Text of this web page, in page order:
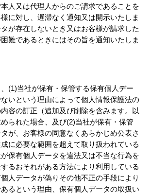
人又は代理人からのご請求であることを
に対し、遅滞なく通知又は開示いたしま
が存在しないとき又はお客様が請求した
難であるときにはその旨を通知いたしま
(1)当社が保有・保管する保有個人デー
いという理由によって個人情報保護法の
容の訂正（追加及び削除を含みます。以
られた場合、及び(2)当社が保有・保管
が、お客様の同意なくあらかじめ公表さ
に必要な範囲を超えて取り扱われている
保有個人データを違法又は不当な行為を
るおそれがある方法により利用している
人データが偽りその他不正の手段により
るという理由、保有個人データの取扱い